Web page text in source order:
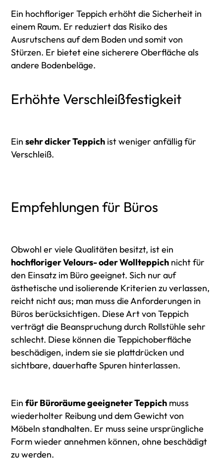
Ein hochfloriger Teppich erhöht die Sicherheit in
einem Raum. Er reduziert das Risiko des
Ausrutschens auf dem Boden und somit von
Stürzen. Er bietet eine sicherere Oberfläche als
andere Bodenbeläge.
Erhöhte Verschleißfestigkeit
Ein sehr dicker Teppich ist weniger anfällig für
Verschleiß.
Empfehlungen für Büros
Obwohl er viele Qualitäten besitzt, ist ein
hochfloriger Velours- oder Wollteppich nicht für
den Einsatz im Büro geeignet. Sich nur auf
ästhetische und isolierende Kriterien zu verlassen,
reicht nicht aus; man muss die Anforderungen in
Büros berücksichtigen. Diese Art von Teppich
verträgt die Beanspruchung durch Rollstühle sehr
schlecht. Diese können die Teppichoberfläche
beschädigen, indem sie sie plattdrücken und
sichtbare, dauerhafte Spuren hinterlassen.
Ein für Büroräume geeigneter Teppich muss
wiederholter Reibung und dem Gewicht von
Möbeln standhalten. Er muss seine ursprüngliche
Form wieder annehmen können, ohne beschädigt
zu werden.